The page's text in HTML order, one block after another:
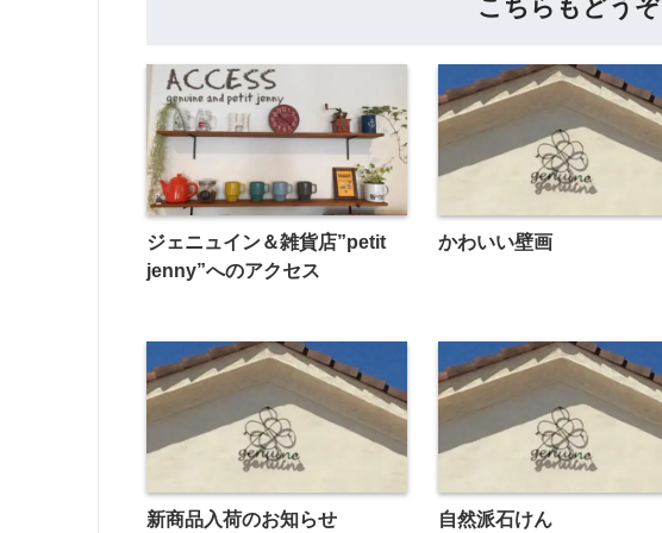
こちらもどうぞ
ジェニュイン＆雑貨店”petit
jenny”へのアクセス
かわいい壁画
新商品入荷のお知らせ 自然派石けん